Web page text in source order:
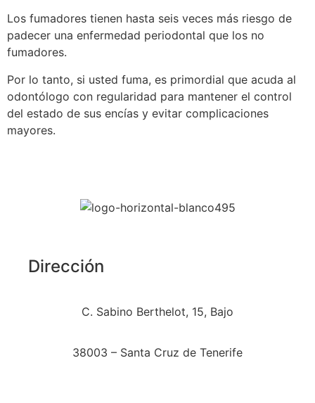
Los fumadores tienen hasta seis veces más riesgo de
padecer una enfermedad periodontal que los no
fumadores.
Por lo tanto, si usted fuma, es primordial que acuda al
odontólogo con regularidad para mantener el control
del estado de sus encías y evitar complicaciones
mayores.
Dirección
C. Sabino Berthelot, 15, Bajo
38003 – Santa Cruz de Tenerife